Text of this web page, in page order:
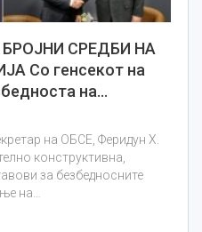
СРЕДБИ НА
Со генсекот на
на…
на ОБСЕ, Феридун Х.
конструктивна,
за безбедносните
на…